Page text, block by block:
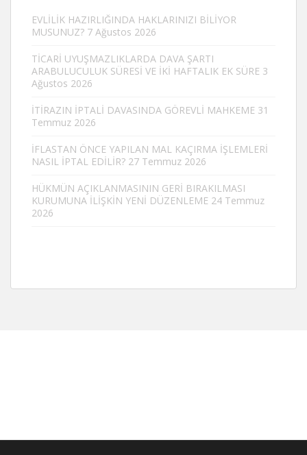
EVLİLİK HAZIRLIĞINDA HAKLARINIZI BİLİYOR
MUSUNUZ? 7 Ağustos 2026
TİCARİ UYUŞMAZLIKLARDA DAVA ŞARTI
ARABULUCULUK SÜRESİ VE İKİ HAFTALIK EK SÜRE 3
Ağustos 2026
İTİRAZIN İPTALİ DAVASINDA GÖREVLİ MAHKEME 31
Temmuz 2026
İFLASTAN ÖNCE YAPILAN MAL KAÇIRMA İŞLEMLERİ
NASIL İPTAL EDİLİR? 27 Temmuz 2026
HÜKMÜN AÇIKLANMASININ GERİ BIRAKILMASI
KURUMUNA İLİŞKİN YENİ DÜZENLEME 24 Temmuz
2026